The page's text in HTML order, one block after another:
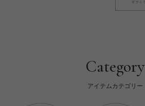
Category
アイテムカテゴリー